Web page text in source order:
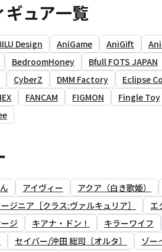
ギュア一覧
Design AniGame AniGift
BedroomHoney Bfull FOTS JAPAN
CyberZ DMM Factory Eclipse
FANCAM FIGMON Fingle Toy
アイヴィー アクア（白き歌姫）
ジニア［クラス:ヴァルキュリア］ エ
ジ キアナ・ドン！ キラーワイフ
セイバー/沖田 総司〔オルタ〕 ゾー